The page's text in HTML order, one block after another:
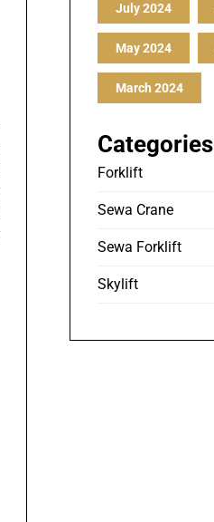
July 2024
May 2024
March 2024
Categories
Forklift
Sewa Crane
Sewa Forklift
Skylift